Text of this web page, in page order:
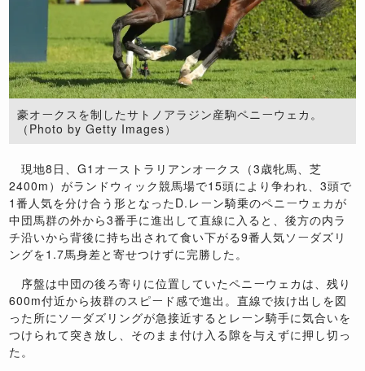
豪オークスを制したサトノアラジン産駒ペニーウェカ。
（Photo by Getty Images）
現地8日、G1オーストラリアンオークス（3歳牝馬、芝
2400m）がランドウィック競馬場で15頭により争われ、3頭で
1番人気を分け合う形となったD.レーン騎乗のペニーウェカが
中団馬群の外から3番手に進出して直線に入ると、後方の内ラ
チ沿いから背後に持ち出されて食い下がる9番人気ソーダズリ
ングを1.7馬身差と寄せつけずに完勝した。
序盤は中団の後ろ寄りに位置していたペニーウェカは、残り
600m付近から抜群のスピード感で進出。直線で抜け出しを図
った所にソーダズリングが急接近するとレーン騎手に気合いを
つけられて突き放し、そのまま付け入る隙を与えずに押し切っ
た。